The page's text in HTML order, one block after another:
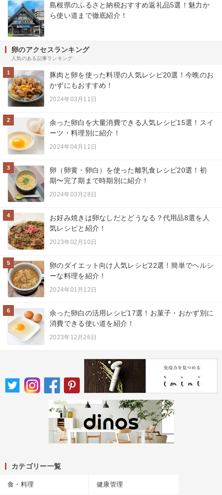
島根県のふるさと納税おすすめ返礼品5選！魅力か
ら使い道まで徹底紹介！
卵のアクセスランキング
人気のある記事ランキング
1
豚肉と卵を使った料理の人気レシピ20選！今晩のお
かずにもおすすめ！
2024年03月11日
2
余った卵白を大量消費できる人気レシピ15選！スイ
ーツ・料理別に紹介！
2024年04月11日
3
卵（卵黄・卵白）を使った離乳食レシピ20選！初
期〜完了期まで時期別に紹介！
2024年03月28日
4
お好み焼きは卵なしだとどうなる？代用品8選を人
気レシピと紹介！
2023年02月10日
5
卵のダイエット向け人気レシピ22選！簡単でヘルシ
ーな料理を紹介！
2024年01月12日
6
余った卵白の活用レシピ17選！お菓子・おかず別に
消費できる使い道を紹介！
2023年12月26日
カテゴリー一覧
食・料理 健康管理